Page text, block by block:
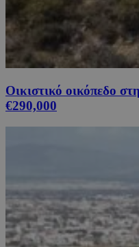
Οικιστικό οικόπεδο
€290,000